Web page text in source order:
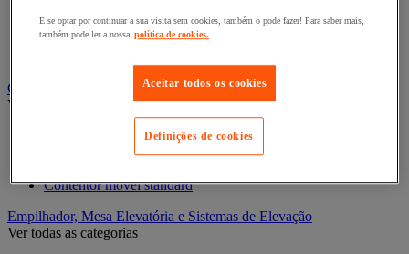
Carros de preparação de encomendas
Reboque industrial
Contentor móvel gradeado
Ver todas as categorias
Acessórios para contentor móvel
Contentor móvel de segurança
Contentor móvel standard
Empilhador, Mesa Elevatória e Sistemas de Elevação
Ver todas as categorias
E se optar por continuar a sua visita sem cookies, também o pode fazer! Para saber mais,
também pode ler a nossa política de cookies.
Aceitar todos os cookies
Definições de cookies